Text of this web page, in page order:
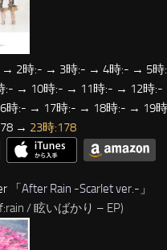
→ 2時:- → 3時:- → 4時:- → 5
:- → 10時:- → 11時:- → 12時:-
時:- → 17時:- → 18時:- → 19
→ 23時:178
「After Rain -Scarlet ver.- 」
/ 眩いばかり – EP)